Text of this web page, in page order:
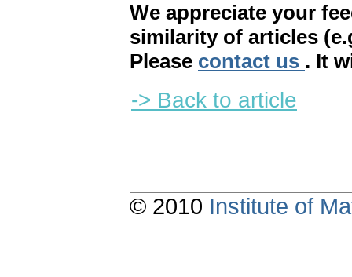
We appreciate your
similarity of articles
Please contact us . It
-> Back to article
© 2010 Institute of